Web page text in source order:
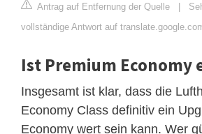
Antrag auf Entfernung der Quelle |
vollständige Antwort auf
Ist Premium Economy
Insgesamt ist klar, dass die
Economy Class definitiv ein
Economy wert sein kann. Wer